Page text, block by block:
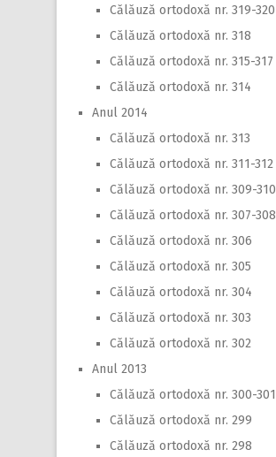
Călăuză ortodoxă nr. 319-320
Călăuză ortodoxă nr. 318
Călăuză ortodoxă nr. 315-317
Călăuză ortodoxă nr. 314
Anul 2014
Călăuză ortodoxă nr. 313
Călăuză ortodoxă nr. 311-312
Călăuză ortodoxă nr. 309-310
Călăuză ortodoxă nr. 307-308
Călăuză ortodoxă nr. 306
Călăuză ortodoxă nr. 305
Călăuză ortodoxă nr. 304
Călăuză ortodoxă nr. 303
Călăuză ortodoxă nr. 302
Anul 2013
Călăuză ortodoxă nr. 300-301
Călăuză ortodoxă nr. 299
Călăuză ortodoxă nr. 298